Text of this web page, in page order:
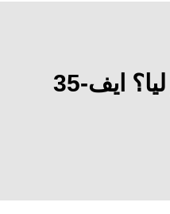
ایران نے امریکی پائلٹ کو گرفتار کر لیا؟ ایف-35